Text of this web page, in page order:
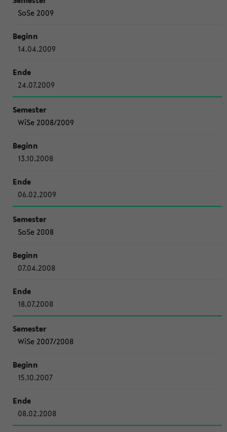
SoSe 2009
14.04.2009
24.07.2009
WiSe 2008/2009
13.10.2008
06.02.2009
SoSe 2008
07.04.2008
18.07.2008
WiSe 2007/2008
15.10.2007
08.02.2008